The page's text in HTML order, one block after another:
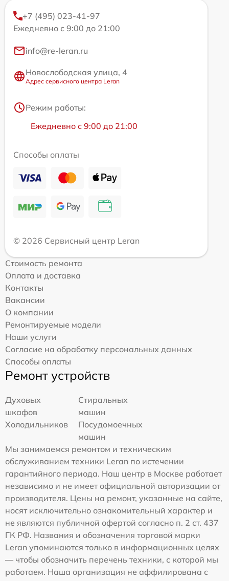
+7 (495) 023-41-97
Ежедневно с 9:00 до 21:00
info@re-leran.ru
Новослободская улица, 4
Адрес сервисного центра Leran
Режим работы:
Ежедневно с 9:00 до 21:00
Способы оплаты
© 2026 Сервисный центр Leran
Стоимость ремонта
Оплата и доставка
Контакты
Вакансии
О компании
Ремонтируемые модели
Наши услуги
Согласие на обработку персональных данных
Способы оплаты
Ремонт устройств
Духовых
шкафов
Стиральных
машин
Холодильников
Посудомоечных
машин
Мы занимаемся ремонтом и техническим
обслуживанием техники Leran по истечении
гарантийного периода. Наш центр в Москве работает
независимо и не имеет официальной авторизации от
производителя. Цены на ремонт, указанные на сайте,
носят исключительно ознакомительный характер и
не являются публичной офертой согласно п. 2 ст. 437
ГК РФ. Названия и обозначения торговой марки
Leran упоминаются только в информационных целях
— чтобы обозначить перечень техники, с которой мы
работаем. Наша организация не аффилирована с